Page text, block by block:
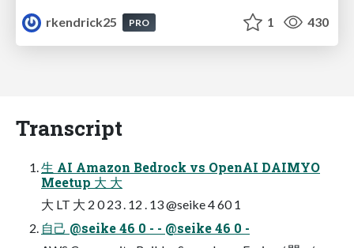
rkendrick25
PRO 1 430
Transcript
生 AI Amazon Bedrock vs OpenAI DAIMYO
Meetup 大 大
大 LT 大 2 0 23 . 12 . 13 @seike 4 60 1
自己 @seike 46 0 - - @seike 46 0 -